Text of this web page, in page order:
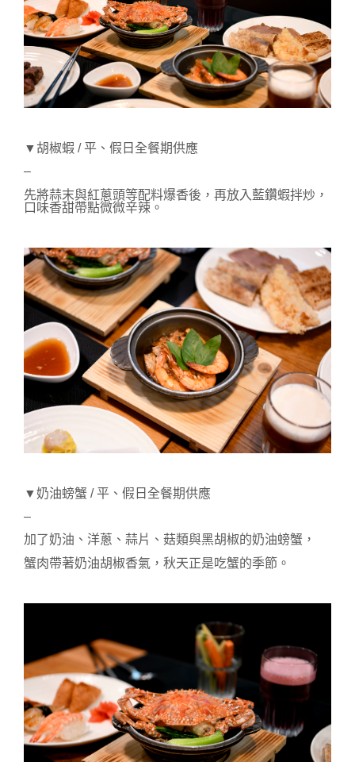
▼胡椒蝦 / 平、假日全餐期供應
–
先將蒜末與紅蔥頭等配料爆香後，再放入藍鑽蝦拌炒，
口味香甜帶點微微辛辣。
▼奶油螃蟹 / 平、假日全餐期供應
–
加了奶油、洋蔥、蒜片、菇類與黑胡椒的奶油螃蟹，
蟹肉帶著奶油胡椒香氣，秋天正是吃蟹的季節。